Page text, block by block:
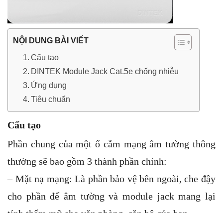
NỘI DUNG BÀI VIẾT
Cấu tạo
DINTEK Module Jack Cat.5e chống nhiễu
Ứng dụng
Tiêu chuẩn
Cấu tạo
Phần chung của một ổ cắm mạng âm tường thông
thường sẽ bao gồm 3 thành phần chính:
– Mặt nạ mạng: Là phần bảo vệ bên ngoài, che đậy
cho phần đế âm tường và module jack mang lại